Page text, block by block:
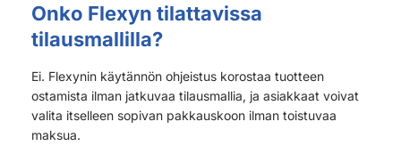
Onko Flexyn tilattavissa
tilausmallilla?
Ei. Flexynin käytännön ohjeistus korostaa tuotteen
ostamista ilman jatkuvaa tilausmallia, ja asiakkaat voivat
valita itselleen sopivan pakkauskoon ilman toistuvaa
maksua.